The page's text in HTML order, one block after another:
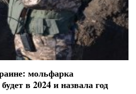
мольфарка
в 2024 и назвала год